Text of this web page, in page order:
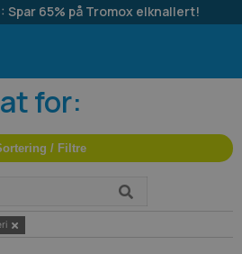
Spar 65% på Tromox elknallert!
for:
/ Filtre